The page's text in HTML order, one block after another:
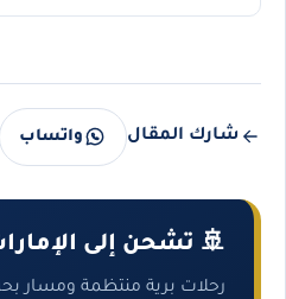
شارك المقال واتساب
🚢 تشحن إلى
رحلات برية منتظمة ومسار